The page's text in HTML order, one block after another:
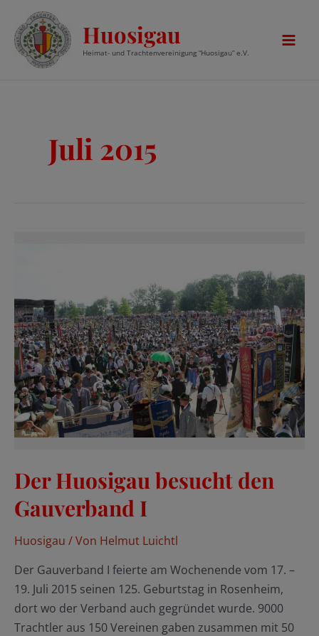
Inhalt
springen
Huosigau
Heimat- und Trachtenvereinigung “Huosigau” e.V.
Juli 2015
Der Huosigau besucht den
Gauverband I
Huosigau / Von Helmut Luichtl
Der Gauverband I feierte am Wochenende vom 17. –
19. Juli 2015 seinen 125. Geburtstag in Rosenheim,
dort wo der Verband auch gegründet wurde. 9000
Trachtler aus 150 Vereinen gaben zusammen mit 50